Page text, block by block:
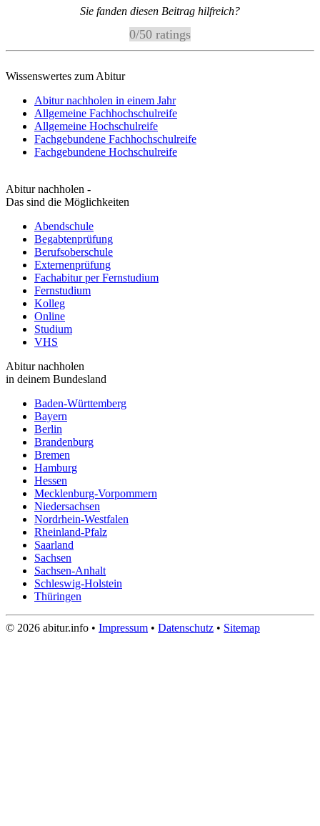
Sie fanden diesen Beitrag hilfreich?
0/50 ratings
Wissenswertes zum Abitur
Abitur nachholen in einem Jahr
Allgemeine Fachhochschulreife
Allgemeine Hochschulreife
Fachgebundene Fachhochschulreife
Fachgebundene Hochschulreife
Abitur nachholen -
Das sind die Möglichkeiten
Abendschule
Begabtenprüfung
Berufsoberschule
Externenprüfung
Fachabitur per Fernstudium
Fernstudium
Kolleg
Online
Studium
VHS
Abitur nachholen
in deinem Bundesland
Baden-Württemberg
Bayern
Berlin
Brandenburg
Bremen
Hamburg
Hessen
Mecklenburg-Vorpommern
Niedersachsen
Nordrhein-Westfalen
Rheinland-Pfalz
Saarland
Sachsen
Sachsen-Anhalt
Schleswig-Holstein
Thüringen
© 2026 abitur.info • Impressum • Datenschutz • Sitemap